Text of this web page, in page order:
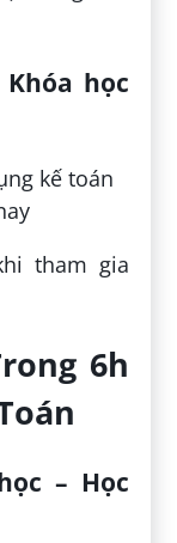
học
tham gia
6h
– Học